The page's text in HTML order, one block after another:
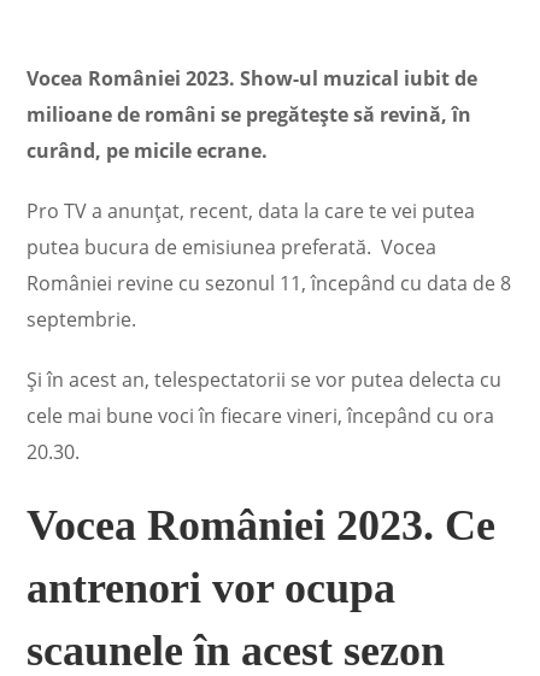
Vocea României 2023. Show-ul muzical iubit de
milioane de români se pregătește să revină, în
curând, pe micile ecrane.
Pro TV a anunțat, recent, data la care te vei putea
putea bucura de emisiunea preferată. Vocea
României revine cu sezonul 11, începând cu data de 8
septembrie.
Și în acest an, telespectatorii se vor putea delecta cu
cele mai bune voci în fiecare vineri, începând cu ora
20.30.
Vocea României 2023. Ce
antrenori vor ocupa
scaunele în acest sezon